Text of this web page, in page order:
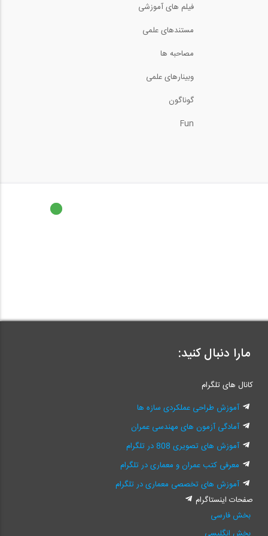
تیرهای معین...
آزمون ورود به...
فیلم های آموزشی
مستندهای علمی
مصاحبه ها
وبینارهای علمی
گوناگون
Fun
مارا دنبال کنید:
کانال های تلگرام
آموزش طراحی عملکردی سازه ها
آمادگی آزمون های مهندسی عمران
آموزش های تصویری 808 در تلگرام
معرفی کتب عمران و معماری در تلگرام
آموزش های تخصصی معماری در تلگرام
صفحات اینستاگرام
بخش فارسی